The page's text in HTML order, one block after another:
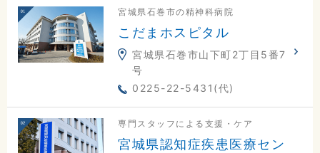
地図 電話 お問合せ
宮城県石巻市の精神科病院
こだまホスピタル
宮城県石巻市山下町2丁目5番7
号
0225-22-5431(代)
専門スタッフによる支援・ケア
宮城県認知症疾患医療セン